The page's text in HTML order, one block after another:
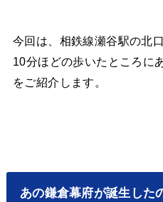
今回は、相鉄線瀬谷駅の北口
10分ほどの歩いたところに
をご紹介します。
あの鎌倉幕府が誕生した